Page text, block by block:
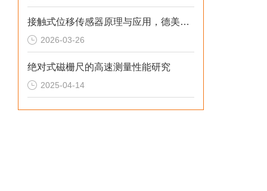
接触式位移传感器原理与应用，德美达为您解析
2026-03-26
绝对式磁栅尺的高速测量性能研究
2025-04-14